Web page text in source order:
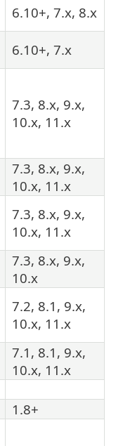
6.10+, 7.x, 8.x
6.10+, 7.x
7.3, 8.x, 9.x,
10.x, 11.x
7.3, 8.x, 9.x,
10.x, 11.x
7.3, 8.x, 9.x,
10.x, 11.x
7.3, 8.x, 9.x,
10.x
7.2, 8.1, 9.x,
10.x, 11.x
7.1, 8.1, 9.x,
10.x, 11.x
1.8+